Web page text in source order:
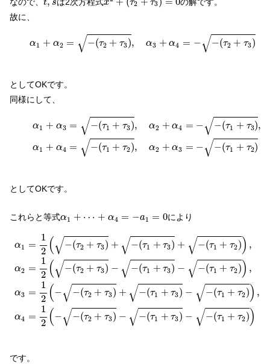
t s x τ2 τ3
故に、
α1 + α2 = √−(τ2 + τ3), α3 + α4 = −√−(τ2 + τ3)
+α2=−(τ2+τ +τ3)
としてOKです。
同様にして、
α1 + α3 = √−(τ1 + τ3), α2 + α4 = −√−(τ1 + τ3),
α1 + α4 = √−(τ1 + τ2), α2 + α3 = −√−(τ1 + τ2)
α2+α4=−−( =−(τ1+τ2),
としてOKです。
これらと等式α1 + ⋯ + α4 = −a1 = 0
α + 4 =− により
α1 =
1
2 (√−(τ2 + τ3) + √−(τ1 + τ3) + √−(τ1 + τ2)) ,
α2 =
1
2 (√−(τ2 + τ3) − √−(τ1 + τ3) − √−(τ1 + τ2)) ,
α3 =
1
2 (−√−(τ2 + τ3) + √−(τ1 + τ3) − √−(τ1 + τ2)) ,
α4 =
1
2 (−√−(τ2 + τ3) − √−(τ1 + τ3) − √−(τ1 + τ2))
− τ +τ3)+−(τ1+ +−(τ1+τ2)), 12(−(τ2+τ3
です。